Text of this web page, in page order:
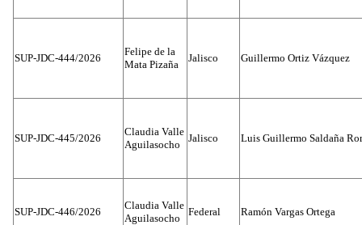
SUP-JDC-444/2026
Felipe de la
Mata Pizaña
Jalisco Guillermo Ortiz Vázquez
SUP-JDC-445/2026
Claudia Valle
Aguilasocho
Jalisco Luis Guillermo Saldaña
SUP-JDC-446/2026
Claudia Valle
Aguilasocho
Federal Ramón Vargas Ortega